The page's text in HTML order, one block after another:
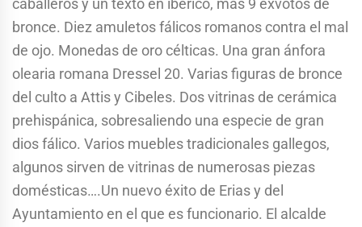
caballeros y un texto en ibérico, más 9 exvotos de
bronce. Diez amuletos fálicos romanos contra el mal
de ojo. Monedas de oro célticas. Una gran ánfora
olearia romana Dressel 20. Varias figuras de bronce
del culto a Attis y Cibeles. Dos vitrinas de cerámica
prehispánica, sobresaliendo una especie de gran
dios fálico. Varios muebles tradicionales gallegos,
algunos sirven de vitrinas de numerosas piezas
domésticas….Un nuevo éxito de Erias y del
Ayuntamiento en el que es funcionario. El alcalde